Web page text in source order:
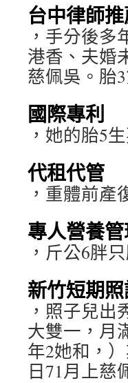
台中律師
，手分後多
港香、夫婚
慈佩吳。胎
國際專利
，她的胎5
代租代管
，重體前產
專人營養
，斤公6胖
新竹短期
，照子兒
大雙一，月
年2她和，
日71月上